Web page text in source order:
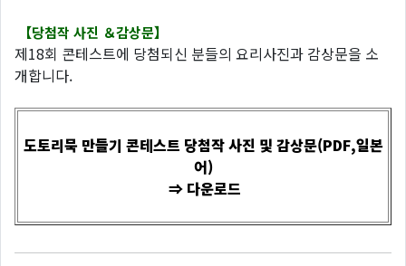
【당첨작 사진 ＆감상문】
제18회 콘테스트에 당첨되신 분들의 요리사진과 감상문을 소
개합니다.
도토리묵 만들기 콘테스트 당첨작 사진 및 감상문(PDF,일본
어)
⇒ 다운로드